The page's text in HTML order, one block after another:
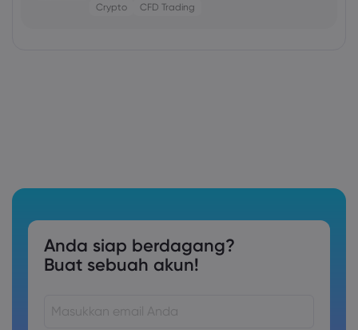
Crypto CFD Trading
Anda siap berdagang?
Buat sebuah akun!